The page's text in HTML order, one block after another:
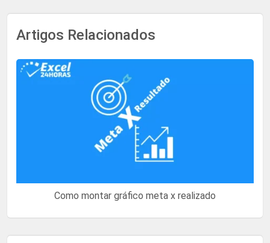
Artigos Relacionados
Como montar gráfico meta x realizado